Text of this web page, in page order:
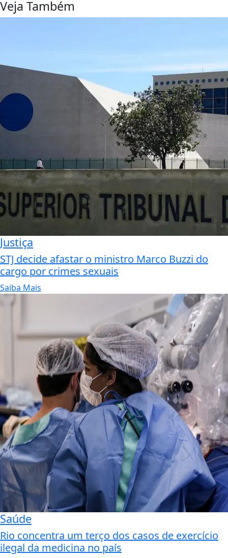
Veja Também
Justiça
STJ decide afastar o ministro Marco Buzzi do
cargo por crimes sexuais
Saiba Mais
Saúde
Rio concentra um terço dos casos de exercício
ilegal da medicina no país